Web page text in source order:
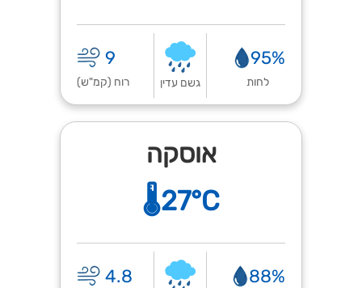
95%
לחות גשם עדין
9
רוח (קמ"ש)
אוסקה
🌡️27°C
88%
4.8